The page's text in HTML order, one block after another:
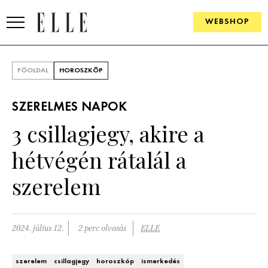
WEBSHOP
SZÉPSÉG
ÉLETMÓD
PÁRKAPCSOLAT
FŐOLDAL HOROSZKÓP
SZERELMES NAPOK
3 csillagjegy, akire a
hétvégén rátalál a
szerelem
2024. július 12. 2 perc olvasás ELLE
szerelem csillagjegy horoszkóp ismerkedés